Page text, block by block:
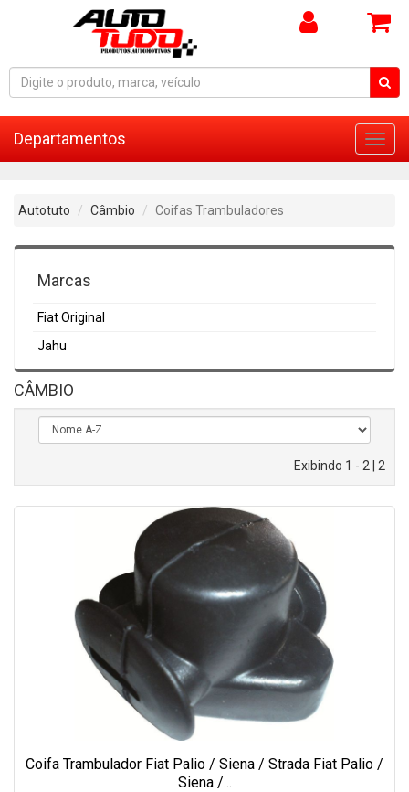
Departamentos
Autotuto Câmbio Coifas Trambuladores
Marcas
Fiat Original
Jahu
CÂMBIO
Exibindo 1 - 2 | 2
Coifa Trambulador Fiat Palio / Siena / Strada Fiat Palio /
Siena /...